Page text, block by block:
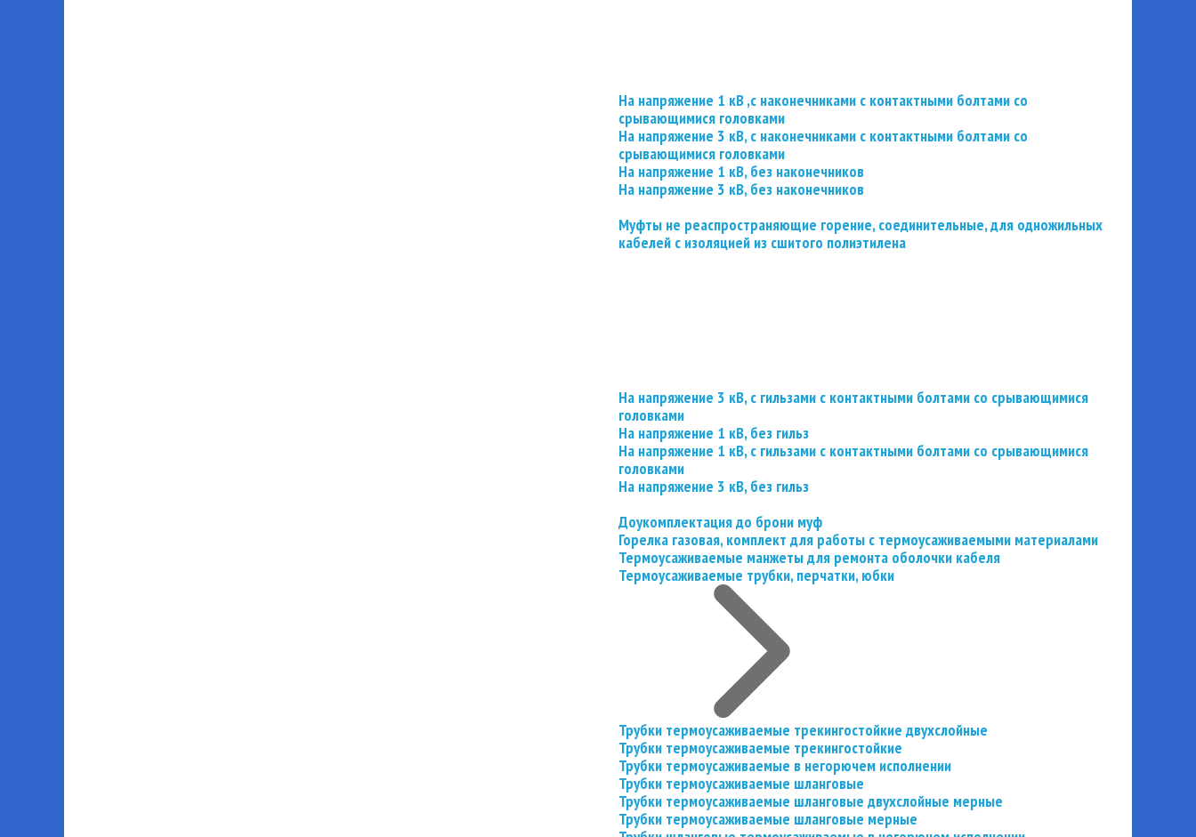
На напряжение 1 кВ ,с наконечниками с контактными болтами со
срывающимися головками
На напряжение 3 кВ, с наконечниками с контактными болтами со
срывающимися головками
На напряжение 1 кВ, без наконечников
На напряжение 3 кВ, без наконечников
Муфты не реаспространяющие горение, соединительные, для одножильных
кабелей с изоляцией из сшитого полиэтилена
На напряжение 3 кВ, с гильзами с контактными болтами со срывающимися
головками
На напряжение 1 кВ, без гильз
На напряжение 1 кВ, с гильзами с контактными болтами со срывающимися
головками
На напряжение 3 кВ, без гильз
Доукомплектация до брони муф
Горелка газовая, комплект для работы с термоусаживаемыми материалами
Термоусаживаемые манжеты для ремонта оболочки кабеля
Термоусаживаемые трубки, перчатки, юбки
Трубки термоусаживаемые трекингостойкие двухслойные
Трубки термоусаживаемые трекингостойкие
Трубки термоусаживаемые в негорючем исполнении
Трубки термоусаживаемые шланговые
Трубки термоусаживаемые шланговые двухслойные мерные
Трубки термоусаживаемые шланговые мерные